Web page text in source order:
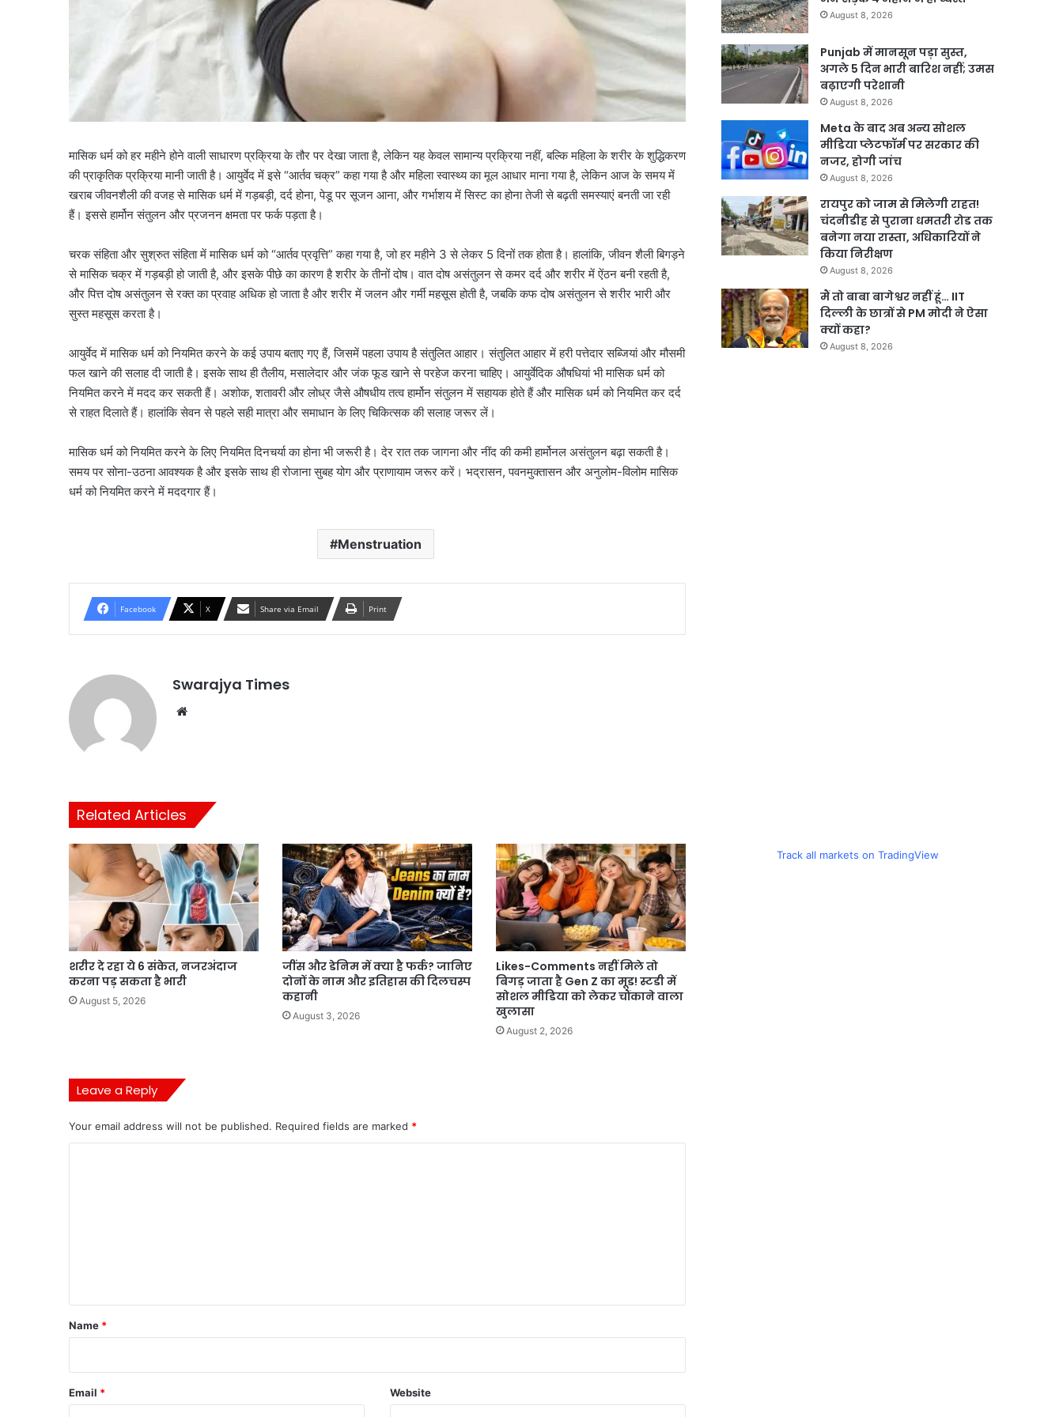
मासिक धर्म को हर महीने होने वाली साधारण प्रक्रिया के तौर पर देखा जाता है, लेकिन यह केवल सामान्य प्रक्रिया नहीं, बल्कि महिला के शरीर के शुद्धिकरण
की प्राकृतिक प्रक्रिया मानी जाती है। आयुर्वेद में इसे “आर्तव चक्र” कहा गया है और महिला स्वास्थ्य का मूल आधार माना गया है, लेकिन आज के समय में
खराब जीवनशैली की वजह से मासिक धर्म में गड़बड़ी, दर्द होना, पेडू पर सूजन आना, और गर्भाशय में सिस्ट का होना तेजी से बढ़ती समस्याएं बनती जा रही
हैं। इससे हार्मोन संतुलन और प्रजनन क्षमता पर फर्क पड़ता है।
चरक संहिता और सुश्रुत संहिता में मासिक धर्म को “आर्तव प्रवृत्ति” कहा गया है, जो हर महीने 3 से लेकर 5 दिनों तक होता है। हालांकि, जीवन शैली बिगड़ने
से मासिक चक्र में गड़बड़ी हो जाती है, और इसके पीछे का कारण है शरीर के तीनों दोष। वात दोष असंतुलन से कमर दर्द और शरीर में ऐंठन बनी रहती है,
और पित्त दोष असंतुलन से रक्त का प्रवाह अधिक हो जाता है और शरीर में जलन और गर्मी महसूस होती है, जबकि कफ दोष असंतुलन से शरीर भारी और
सुस्त महसूस करता है।
आयुर्वेद में मासिक धर्म को नियमित करने के कई उपाय बताए गए हैं, जिसमें पहला उपाय है संतुलित आहार। संतुलित आहार में हरी पत्तेदार सब्जियां और मौसमी
फल खाने की सलाह दी जाती है। इसके साथ ही तैलीय, मसालेदार और जंक फूड खाने से परहेज करना चाहिए। आयुर्वेदिक औषधियां भी मासिक धर्म को
नियमित करने में मदद कर सकती हैं। अशोक, शतावरी और लोध्र जैसे औषधीय तत्व हार्मोन संतुलन में सहायक होते हैं और मासिक धर्म को नियमित कर दर्द
से राहत दिलाते हैं। हालांकि सेवन से पहले सही मात्रा और समाधान के लिए चिकित्सक की सलाह जरूर लें।
मासिक धर्म को नियमित करने के लिए नियमित दिनचर्या का होना भी जरूरी है। देर रात तक जागना और नींद की कमी हार्मोनल असंतुलन बढ़ा सकती है।
समय पर सोना-उठना आवश्यक है और इसके साथ ही रोजाना सुबह योग और प्राणायाम जरूर करें। भद्रासन, पवनमुक्तासन और अनुलोम-विलोम मासिक
धर्म को नियमित करने में मददगार हैं।
Menstruation
Facebook X Share via Email Print
Swarajya Times
Related Articles
शरीर दे रहा ये 6 संकेत, नजरअंदाज
करना पड़ सकता है भारी
August 5, 2026
जींस और डेनिम में क्या है फर्क? जानिए
दोनों के नाम और इतिहास की दिलचस्प
कहानी
August 3, 2026
Likes-Comments नहीं मिले तो
बिगड़ जाता है Gen Z का मूड! स्टडी में
सोशल मीडिया को लेकर चौंकाने वाला
खुलासा
August 2, 2026
Leave a Reply
Your email address will not be published. Required fields are marked *
*
Name *
Email * Website
August 8, 2026
Punjab में मानसून पड़ा सुस्त,
अगले 5 दिन भारी बारिश नहीं; उमस
बढ़ाएगी परेशानी
August 8, 2026
Meta के बाद अब अन्य सोशल
मीडिया प्लेटफॉर्म पर सरकार की
नजर, होगी जांच
August 8, 2026
रायपुर को जाम से मिलेगी राहत!
चंदनीडीह से पुराना धमतरी रोड तक
बनेगा नया रास्ता, अधिकारियों ने
किया निरीक्षण
August 8, 2026
मैं तो बाबा बागेश्वर नहीं हूं… IIT
दिल्ली के छात्रों से PM मोदी ने ऐसा
क्यों कहा?
August 8, 2026
Track all markets on TradingView